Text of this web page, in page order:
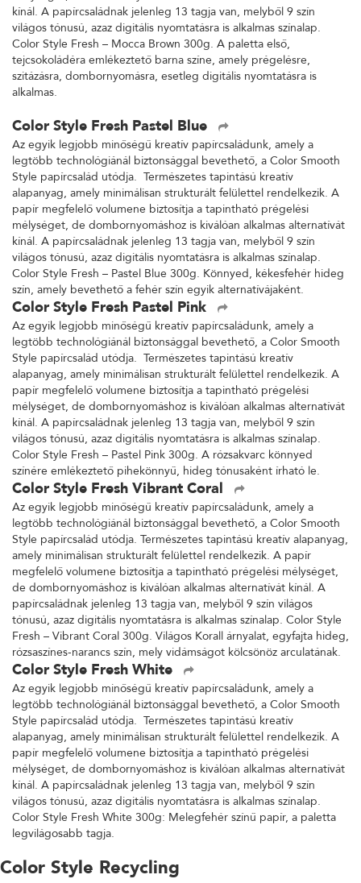
kínál. A papírcsaládnak jelenleg 13 tagja van, melyből 9 szín
világos tónusú, azaz digitális nyomtatásra is alkalmas színalap.
Color Style Fresh – Mocca Brown 300g. A paletta első,
tejcsokoládéra emlékeztető barna színe, amely prégelésre,
szitázásra, dombornyomásra, esetleg digitális nyomtatásra is
alkalmas.
Color Style Fresh Pastel Blue
Az egyik legjobb minőségű kreatív papírcsaládunk, amely a
legtöbb technológiánál biztonsággal bevethető, a Color Smooth
Style papírcsalád utódja. Természetes tapintású kreatív
alapanyag, amely minimálisan strukturált felülettel rendelkezik. A
papír megfelelő volumene biztosítja a tapintható prégelési
mélységet, de dombornyomáshoz is kiválóan alkalmas alternatívát
kínál. A papírcsaládnak jelenleg 13 tagja van, melyből 9 szín
világos tónusú, azaz digitális nyomtatásra is alkalmas színalap.
Color Style Fresh – Pastel Blue 300g. Könnyed, kékesfehér hideg
szín, amely bevethető a fehér szín egyik alternatívájaként.
Color Style Fresh Pastel Pink
Az egyik legjobb minőségű kreatív papírcsaládunk, amely a
legtöbb technológiánál biztonsággal bevethető, a Color Smooth
Style papírcsalád utódja. Természetes tapintású kreatív
alapanyag, amely minimálisan strukturált felülettel rendelkezik. A
papír megfelelő volumene biztosítja a tapintható prégelési
mélységet, de dombornyomáshoz is kiválóan alkalmas alternatívát
kínál. A papírcsaládnak jelenleg 13 tagja van, melyből 9 szín
világos tónusú, azaz digitális nyomtatásra is alkalmas színalap.
Color Style Fresh – Pastel Pink 300g. A rózsakvarc könnyed
színére emlékeztető pihekönnyű, hideg tónusaként írható le.
Color Style Fresh Vibrant Coral
Az egyik legjobb minőségű kreatív papírcsaládunk, amely a
legtöbb technológiánál biztonsággal bevethető, a Color Smooth
Style papírcsalád utódja. Természetes tapintású kreatív alapanyag,
amely minimálisan strukturált felülettel rendelkezik. A papír
megfelelő volumene biztosítja a tapintható prégelési mélységet,
de dombornyomáshoz is kiválóan alkalmas alternatívát kínál. A
papírcsaládnak jelenleg 13 tagja van, melyből 9 szín világos
tónusú, azaz digitális nyomtatásra is alkalmas színalap. Color Style
Fresh – Vibrant Coral 300g. Világos Korall árnyalat, egyfajta hideg,
rózsaszínes-narancs szín, mely vidámságot kölcsönöz arculatának.
Color Style Fresh White
Az egyik legjobb minőségű kreatív papírcsaládunk, amely a
legtöbb technológiánál biztonsággal bevethető, a Color Smooth
Style papírcsalád utódja. Természetes tapintású kreatív
alapanyag, amely minimálisan strukturált felülettel rendelkezik. A
papír megfelelő volumene biztosítja a tapintható prégelési
mélységet, de dombornyomáshoz is kiválóan alkalmas alternatívát
kínál. A papírcsaládnak jelenleg 13 tagja van, melyből 9 szín
világos tónusú, azaz digitális nyomtatásra is alkalmas színalap.
Color Style Fresh White 300g: Melegfehér színű papír, a paletta
legvilágosabb tagja.
Color Style Recycling